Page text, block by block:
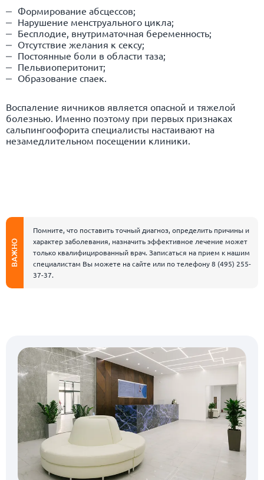
Формирование абсцессов;
Нарушение менструального цикла;
Бесплодие, внутриматочная беременность;
Отсутствие желания к сексу;
Постоянные боли в области таза;
Пельвиоперитонит;
Образование спаек.
Воспаление яичников является опасной и тяжелой
болезнью. Именно поэтому при первых признаках
сальпингоофорита специалисты настаивают на
незамедлительном посещении клиники.
ВАЖНО
Помните, что поставить точный диагноз, определить причины и
характер заболевания, назначить эффективное лечение может
только квалифицированный врач. Записаться на прием к нашим
специалистам Вы можете на сайте или по телефону8 (495) 255-
37-37.